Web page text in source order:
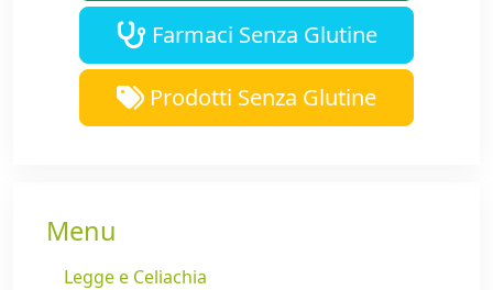
Farmaci Senza Glutine
Prodotti Senza Glutine
Menu
Legge e Celiachia